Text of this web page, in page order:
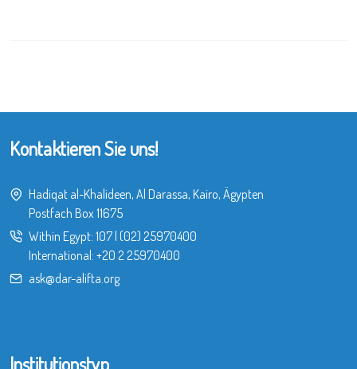
Kontaktieren Sie uns!
Hadiqat al-Khalideen, Al Darassa, Kairo, Ägypten
Postfach Box 11675
Within Egypt: 107| (02) 25970400
International: +20 2 25970400
ask@dar-alifta.org
Institutionstyp